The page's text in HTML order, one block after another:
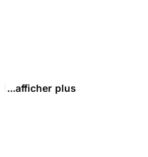
catégorie
par
2026 et
...afficher plus